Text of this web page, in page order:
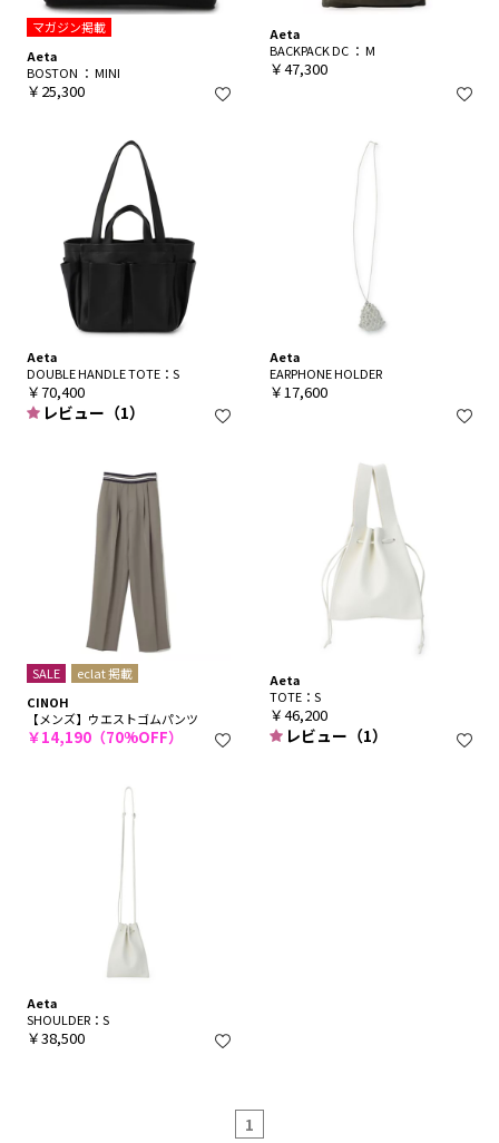
マガジン掲載
Aeta
BOSTON ： MINI
￥25,300
Aeta
BACKPACK DC ： M
￥47,300
Aeta
DOUBLE HANDLE TOTE：S
￥70,400
レビュー（1）
Aeta
EARPHONE HOLDER
￥17,600
SALE
eclat 掲載
CINOH
【メンズ】ウエストゴムパンツ
￥14,190（70%OFF）
Aeta
TOTE：S
￥46,200
レビュー（1）
Aeta
SHOULDER：S
￥38,500
1